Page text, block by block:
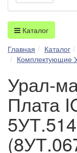
Каталог
Главная
Каталог
Комплектующие
Урал-
Плата